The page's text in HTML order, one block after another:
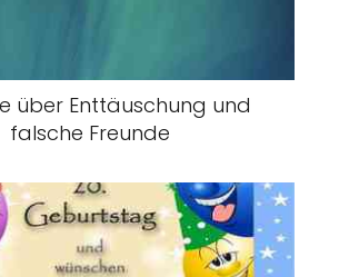
über Enttäuschung und
falsche Freunde